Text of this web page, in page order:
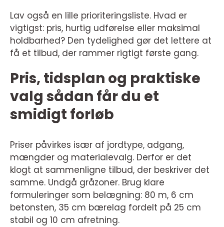
Lav også en lille prioriteringsliste. Hvad er
vigtigst: pris, hurtig udførelse eller maksimal
holdbarhed? Den tydelighed gør det lettere at
få et tilbud, der rammer rigtigt første gang.
Pris, tidsplan og praktiske
valg sådan får du et
smidigt forløb
Priser påvirkes især af jordtype, adgang,
mængder og materialevalg. Derfor er det
klogt at sammenligne tilbud, der beskriver det
samme. Undgå gråzoner. Brug klare
formuleringer som belægning: 80 m, 6 cm
betonsten, 35 cm bærelag fordelt på 25 cm
stabil og 10 cm afretning.